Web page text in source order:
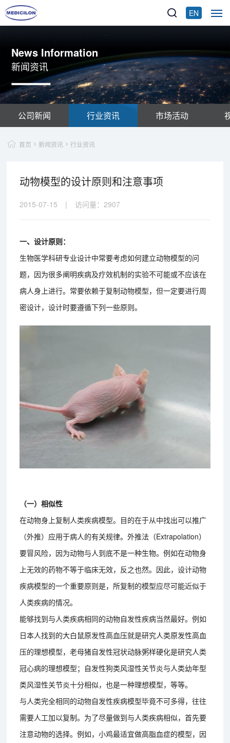
EN
News Information
新闻资讯
公司新闻 行业资讯 市场活动
首页 新闻资讯 行业资讯
动物模型的设计原则和注意事项
2015-07-15 | 访问量： 2907
一、设计原则：
生物医学科研专业设计中常要考虑如何建立动物模型的问
题，因为很多阐明疾病及疗效机制的实验不可能或不应该在
病人身上进行。常要依赖于复制动物模型，但一定要进行周
密设计，设计时要遵循下列一些原则。
（一）相似性
在动物身上复制人类疾病模型。目的在于从中找出可以推广
（外推）应用于病人的有关规律。外推法（Extrapolation）
要冒风险，因为动物与人到底不是一种生物。例如在动物身
上无效的药物不等于临床无效，反之也然。因此，设计动物
疾病模型的一个重要原则是，所复制的模型应尽可能近似于
人类疾病的情况。
能够找到与人类疾病相同的动物自发性疾病当然最好。例如
日本人找到的大白鼠原发性高血压就是研究人类原发性高血
压的理想模型，老母猪自发性冠状动脉粥样硬化是研究人类
冠心病的理想模型；自发性狗类风湿性关节炎与人类幼年型
类风湿性关节炎十分相似，也是一种理想模型，等等。
与人类完全相同的动物自发性疾病模型毕竟不可多得，往往
需要人工加以复制。为了尽量做到与人类疾病相似，首先要
注意动物的选择。例如，小鸡最适宜做高脂血症的模型，因